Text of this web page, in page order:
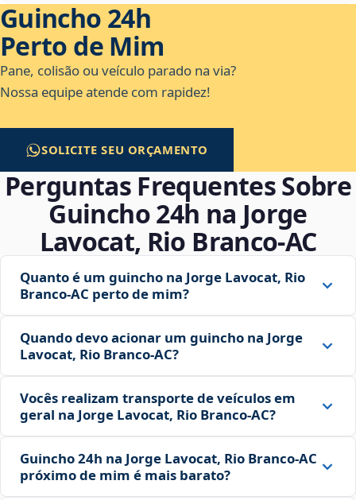
Guincho 24h
Perto de Mim
Pane, colisão ou veículo parado na via?
Nossa equipe atende com rapidez!
SOLICITE SEU ORÇAMENTO
Perguntas Frequentes Sobre
Guincho 24h na Jorge
Lavocat, Rio Branco‑AC
Quanto é um guincho na Jorge Lavocat, Rio
Branco‑AC perto de mim?
Quando devo acionar um guincho na Jorge
Lavocat, Rio Branco‑AC?
Vocês realizam transporte de veículos em
geral na Jorge Lavocat, Rio Branco‑AC?
Guincho 24h na Jorge Lavocat, Rio Branco‑AC
próximo de mim é mais barato?